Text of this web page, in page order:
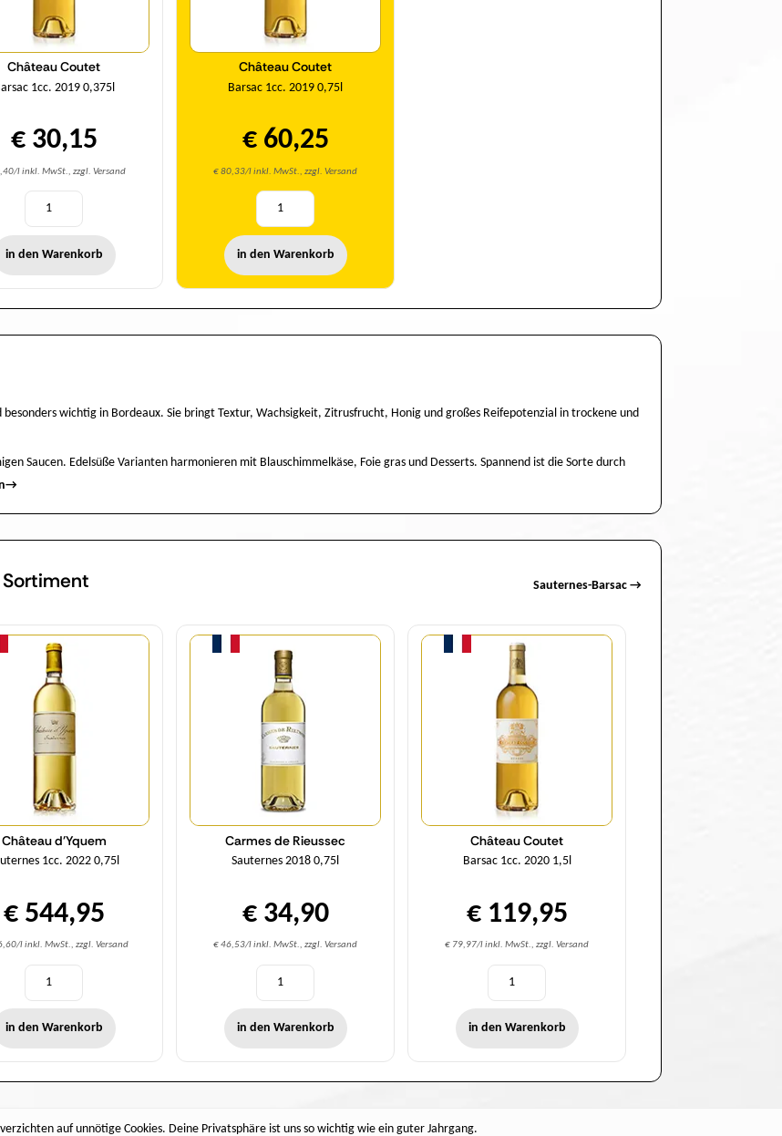
Château Coutet
1cc. 2019 0,375l
€ 30,15
l inkl. MwSt., zzgl. Versand
in den Warenkorb
Château Coutet
Barsac 1cc. 2019 0,75l
€ 60,25
€ 80,33/l inkl. MwSt., zzgl. Versand
in den Warenkorb
wichtig in Bordeaux. Sie bringt Textur, Wachsigkeit, Zitrusfrucht, Honig und großes Reifepotenzial in trockene und
Saucen. Edelsüße Varianten harmonieren mit Blauschimmelkäse, Foie gras und Desserts. Spannend ist die Sorte durch
→
Sauternes-Barsac →
Château d'Yquem
1cc. 2022 0,75l
€ 544,95
l inkl. MwSt., zzgl. Versand
Menge
in den Warenkorb
Carmes de Rieussec
Sauternes 2018 0,75l
€ 34,90
€ 46,53/l inkl. MwSt., zzgl. Versand
Menge
in den Warenkorb
Château Coutet
Barsac 1cc. 2020 1,5l
€ 119,95
€ 79,97/l inkl. MwSt., zzgl. Versand
Menge
in den Warenkorb
auf unnötige Cookies. Deine Privatsphäre ist uns so wichtig wie ein guter Jahrgang.